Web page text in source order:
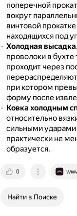
поперечной
вокруг
винтовой
находящихся под
Холодная высадка.
проволоки в бухте
проходит через
при котором
форму после
Ковка холодным
относительно
сильными
практически не
образуется.
0
Найти в Поиске